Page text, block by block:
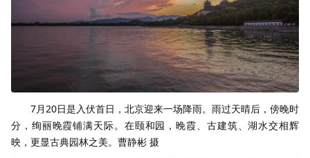
7月20日是入伏首日，北京迎来一场降雨。雨过天晴后，傍晚时
分，绚丽晚霞铺满天际。在颐和园，晚霞、古建筑、湖水交相辉
映，更显古典园林之美。曹静彬 摄